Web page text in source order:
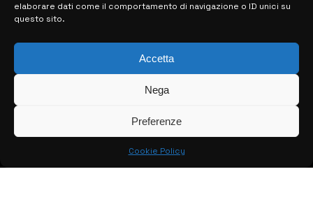
elaborare dati come il comportamento di navigazione o ID unici su
questo sito.
Accetta
Nega
Preferenze
Cookie Policy
> NOTIZIE
> EDIZIONI LOCALI